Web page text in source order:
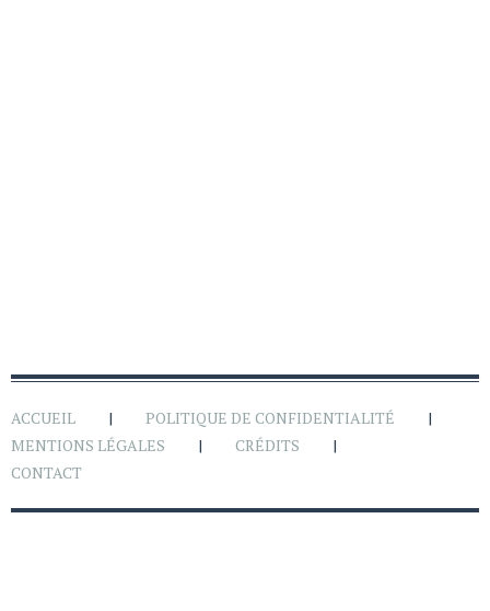
ACCUEIL
POLITIQUE DE CONFIDENTIALITÉ
MENTIONS LÉGALES
CRÉDITS
CONTACT